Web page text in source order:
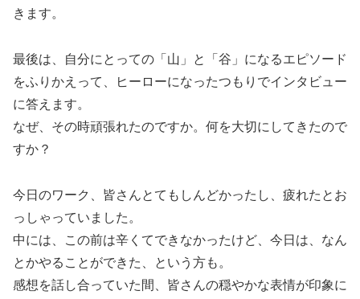
きます。
最後は、自分にとっての「山」と「谷」になるエピソード
をふりかえって、ヒーローになったつもりでインタビュー
に答えます。
なぜ、その時頑張れたのですか。何を大切にしてきたので
すか？
今日のワーク、皆さんとてもしんどかったし、疲れたとお
っしゃっていました。
中には、この前は辛くてできなかったけど、今日は、なん
とかやることができた、という方も。
感想を話し合っていた間、皆さんの穏やかな表情が印象に